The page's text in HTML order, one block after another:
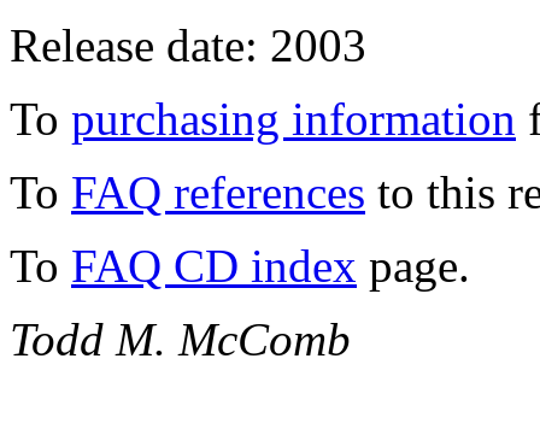
Release date: 2003
To purchasing information
To FAQ references to this
To FAQ CD index page.
Todd M. McComb